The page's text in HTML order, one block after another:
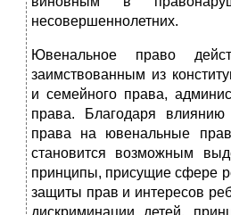
несовершеннолетних.
Ювенальное право
заимствованным из
и семейного права,
права. Благодаря
права на ювенальные
становится возможным
принципы, присущие сфере
защиты прав и интересов
дискриминации детей,